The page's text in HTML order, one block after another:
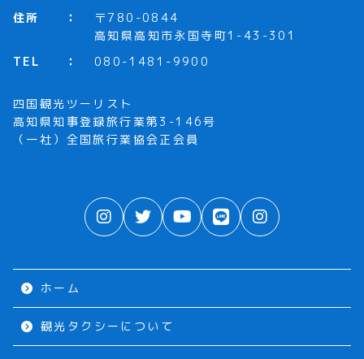
住所
〒780-0844
高知県高知市永国寺町1-43-301
TEL
080-1481-9900
四国観光ツーリスト
高知県知事登録旅行業第3-146号
（一社）全国旅行業協会正会員
ホーム
観光タクシーについて